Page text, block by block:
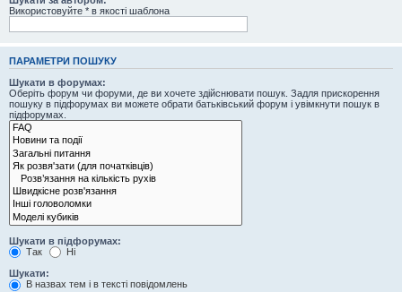
Використовуйте * в якості шаблона
ПАРАМЕТРИ ПОШУКУ
Шукати в форумах:
Оберіть форум чи форуми, де ви хочете здійснювати пошук. Задля прискорення
пошуку в підфорумах ви можете обрати батьківський форум і увімкнути пошук в
підфорумах.
Шукати в підфорумах:
Так
Ні
Шукати:
В назвах тем і в тексті повідомлень